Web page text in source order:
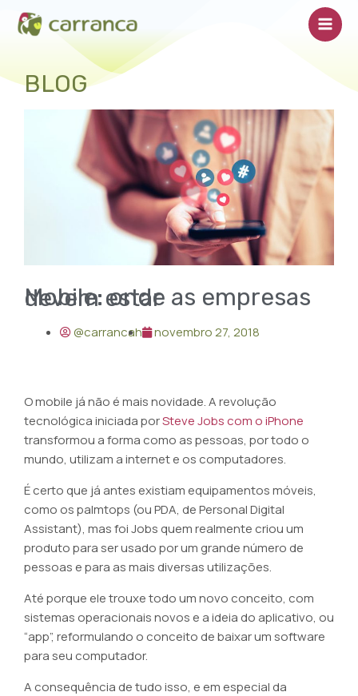
para
Main
BLOG
Mobile: onde as empresas devem estar
@carrancah novembro 27, 2018
O mobile já não é mais novidade. A revolução
tecnológica iniciada porSteve Jobs com o iPhone
transformou a forma como as pessoas, por todo o
mundo, utilizam a internet e os computadores.
É certo que já antes existiam equipamentos móveis,
como os palmtops (ou PDA, de Personal Digital
Assistant), mas foi Jobs quem realmente criou um
produto para ser usado por um grande número de
pessoas e para as mais diversas utilizações.
Até porque ele trouxe todo um novo conceito, com
sistemas operacionais novos e a ideia do aplicativo, ou
“app”, reformulando o conceito de baixar um software
para seu computador.
A consequência de tudo isso, e em especial da